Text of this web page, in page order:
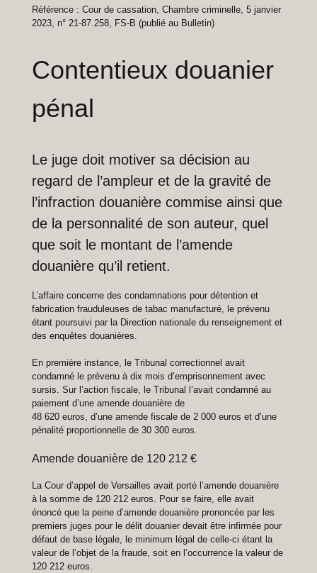
Référence : Cour de cassation, Chambre criminelle, 5 janvier
2023, n° 21-87.258, FS-B (publié au Bulletin)
Contentieux douanier
pénal
Le juge doit motiver sa décision au
regard de l’ampleur et de la gravité de
l’infraction douanière commise ainsi que
de la personnalité de son auteur, quel
que soit le montant de l’amende
douanière qu’il retient.
L’affaire concerne des condamnations pour détention et
fabrication frauduleuses de tabac manufacturé, le prévenu
étant poursuivi par la Direction nationale du renseignement et
des enquêtes douanières.
En première instance, le Tribunal correctionnel avait
condamné le prévenu à dix mois d’emprisonnement avec
sursis. Sur l’action fiscale, le Tribunal l’avait condamné au
paiement d’une amende douanière de
48 620 euros, d’une amende fiscale de 2 000 euros et d’une
pénalité proportionnelle de 30 300 euros.
Amende douanière de 120 212 €
La Cour d’appel de Versailles avait porté l’amende douanière
à la somme de 120 212 euros. Pour se faire, elle avait
énoncé que la peine d’amende douanière prononcée par les
premiers juges pour le délit douanier devait être infirmée pour
défaut de base légale, le minimum légal de celle-ci étant la
valeur de l’objet de la fraude, soit en l’occurrence la valeur de
120 212 euros.